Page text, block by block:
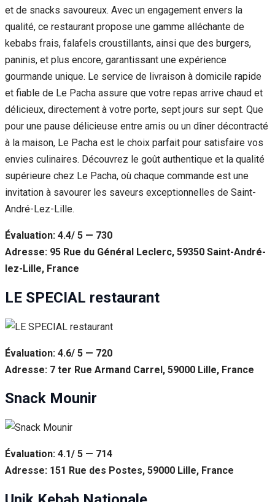
et de snacks savoureux. Avec un engagement envers la
qualité, ce restaurant propose une gamme alléchante de
kebabs frais, falafels croustillants, ainsi que des burgers,
paninis, et plus encore, garantissant une expérience
gourmande unique. Le service de livraison à domicile rapide
et fiable de Le Pacha assure que votre repas arrive chaud et
délicieux, directement à votre porte, sept jours sur sept. Que
pour une pause délicieuse entre amis ou un dîner décontracté
à la maison, Le Pacha est le choix parfait pour satisfaire vos
envies culinaires. Découvrez le goût authentique et la qualité
supérieure chez Le Pacha, où chaque commande est une
invitation à savourer les saveurs exceptionnelles de Saint-
André-Lez-Lille.
Évaluation: 4.4/ 5 — 730
Adresse: 95 Rue du Général Leclerc, 59350 Saint-André-
lez-Lille, France
LE SPECIAL restaurant
Évaluation: 4.6/ 5 — 720
Adresse: 7 ter Rue Armand Carrel, 59000 Lille, France
Snack Mounir
Évaluation: 4.1/ 5 — 714
Adresse: 151 Rue des Postes, 59000 Lille, France